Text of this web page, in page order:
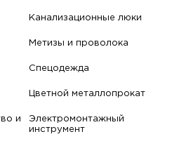
Канализационные люки
Метизы и проволока
Спецодежда
Цветной металлопрокат
и
Электромонтажный
инструмент